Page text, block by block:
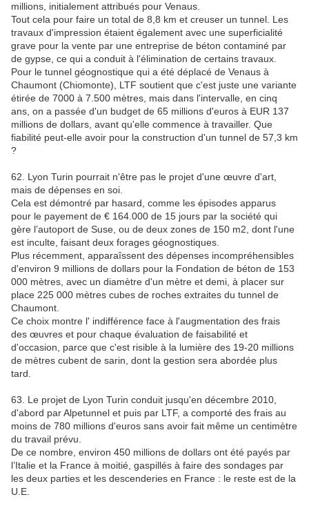
millions, initialement attribués pour Venaus.
Tout cela pour faire un total de 8,8 km et creuser un tunnel. Les
travaux d'impression étaient également avec une superficialité
grave pour la vente par une entreprise de béton contaminé par
de gypse, ce qui a conduit à l'élimination de certains travaux.
Pour le tunnel géognostique qui a été déplacé de Venaus à
Chaumont (Chiomonte), LTF soutient que c'est juste une variante
étirée de 7000 à 7.500 mètres, mais dans l'intervalle, en cinq
ans, on a passée d'un budget de 65 millions d'euros à EUR 137
millions de dollars, avant qu'elle commence à travailler. Que
fiabilité peut-elle avoir pour la construction d'un tunnel de 57,3 km
?
62. Lyon Turin pourrait n'être pas le projet d'une œuvre d'art,
mais de dépenses en soi.
Cela est démontré par hasard, comme les épisodes apparus
pour le payement de € 164.000 de 15 jours par la société qui
gère l’autoport de Suse, ou de deux zones de 150 m2, dont l'une
est inculte, faisant deux forages géognostiques.
Plus récemment, apparaîssent des dépenses incompréhensibles
d'environ 9 millions de dollars pour la Fondation de béton de 153
000 mètres, avec un diamètre d'un mètre et demi, à placer sur
place 225 000 mètres cubes de roches extraites du tunnel de
Chaumont.
Ce choix montre l' indifférence face à l'augmentation des frais
des œuvres et pour chaque évaluation de faisabilité et
d'occasion, parce que c'est risible à la lumière des 19-20 millions
de mètres cubent de sarin, dont la gestion sera abordée plus
tard.
63. Le projet de Lyon Turin conduit jusqu'en décembre 2010,
d'abord par Alpetunnel et puis par LTF, a comporté des frais au
moins de 780 millions d'euros sans avoir fait même un centimètre
du travail prévu.
De ce nombre, environ 450 millions de dollars ont été payés par
l’Italie et la France à moitié, gaspillés à faire des sondages par
les deux parties et les descenderies en France : le reste est de la
U.E.